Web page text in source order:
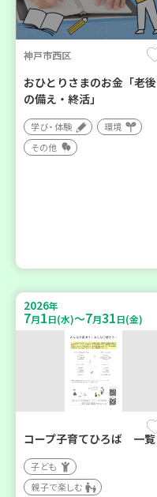
神戸市西区
おひとりさまのお金「老後
の備え・終活」
学び・体験
環境
その他
2026年
7月1日(水)～7月31日(金)
コープ子育てひろば 一覧
子ども
親子で楽しむ